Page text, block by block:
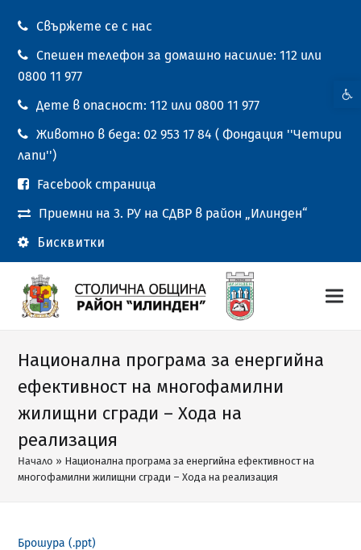
Свържете се с нас
Спешен телефон за домашно насилие: 112 или
0800 11 977
Дете в опасност: 112 или 0800 11 977
Животно в беда: 02 953 17 84 ( Фондация ''Четири
лапи'')
Facebook страница
Приемни на 3. РУ на СДВР в район „Илинден“
Бисквитки
Национална програма за енергийна
ефективност на многофамилни
жилищни сгради – Хода на
реализация
Начало » Национална програма за енергийна ефективност на
многофамилни жилищни сгради – Хода на реализация
Брошура (.ppt)